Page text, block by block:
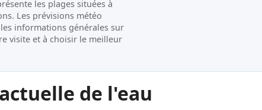
les plages situées à
Les prévisions météo
informations générales sur
visite et à choisir le meilleur
de l'eau